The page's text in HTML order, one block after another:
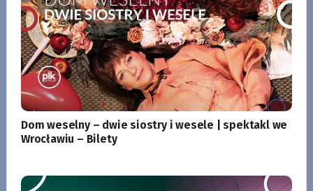
Dom weselny – dwie siostry i wesele | spektakl we
Wrocławiu – Bilety